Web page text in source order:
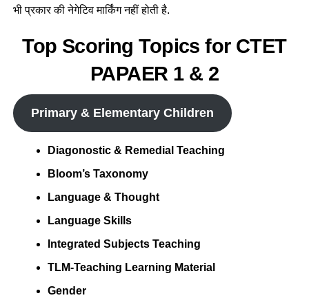
भी प्रकार की नेगेटिव मार्किंग नहीं होती है.
Top Scoring Topics for CTET
PAPAER 1 & 2
Primary & Elementary Children
Diagonostic & Remedial Teaching
Bloom’s Taxonomy
Language & Thought
Language Skills
Integrated Subjects Teaching
TLM-Teaching Learning Material
Gender